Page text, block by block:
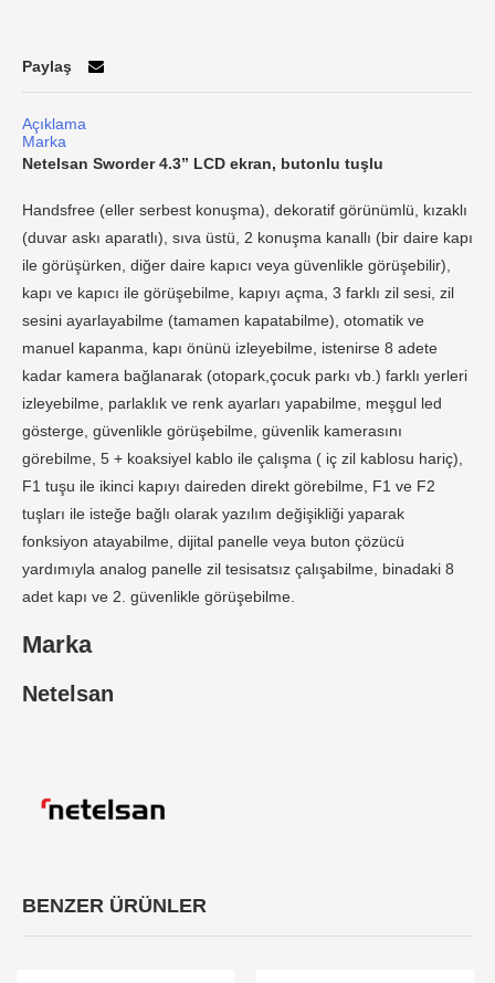
Paylaş
Açıklama
Marka
Netelsan Sworder 4.3” LCD ekran, butonlu tuşlu
Handsfree (eller serbest konuşma), dekoratif görünümlü, kızaklı
(duvar askı aparatlı), sıva üstü, 2 konuşma kanallı (bir daire kapı
ile görüşürken, diğer daire kapıcı veya güvenlikle görüşebilir),
kapı ve kapıcı ile görüşebilme, kapıyı açma, 3 farklı zil sesi, zil
sesini ayarlayabilme (tamamen kapatabilme), otomatik ve
manuel kapanma, kapı önünü izleyebilme, istenirse 8 adete
kadar kamera bağlanarak (otopark,çocuk parkı vb.) farklı yerleri
izleyebilme, parlaklık ve renk ayarları yapabilme, meşgul led
gösterge, güvenlikle görüşebilme, güvenlik kamerasını
görebilme, 5 + koaksiyel kablo ile çalışma ( iç zil kablosu hariç),
F1 tuşu ile ikinci kapıyı daireden direkt görebilme, F1 ve F2
tuşları ile isteğe bağlı olarak yazılım değişikliği yaparak
fonksiyon atayabilme, dijital panelle veya buton çözücü
yardımıyla analog panelle zil tesisatsız çalışabilme, binadaki 8
adet kapı ve 2. güvenlikle görüşebilme.
Marka
Netelsan
BENZER ÜRÜNLER